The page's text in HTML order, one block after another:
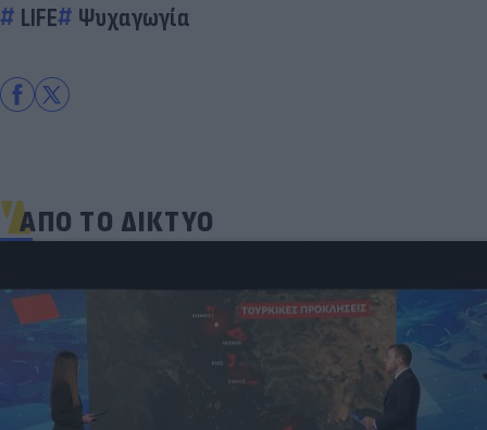
LIFE Ψυχαγωγία
ΑΠΟ ΤΟ ΔΙΚΤΥΟ